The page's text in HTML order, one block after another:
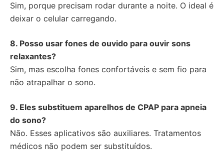
Sim, porque precisam rodar durante a noite. O ideal é
deixar o celular carregando.
8. Posso usar fones de ouvido para ouvir sons
relaxantes?
Sim, mas escolha fones confortáveis e sem fio para
não atrapalhar o sono.
9. Eles substituem aparelhos de CPAP para apneia
do sono?
Não. Esses aplicativos são auxiliares. Tratamentos
médicos não podem ser substituídos.